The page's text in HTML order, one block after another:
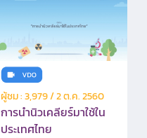
ผู้ชม : 3,979 / 2 ต.ค. 2560
การนำนิวเคลียร์มาใช้ใน
ประเทศไทย